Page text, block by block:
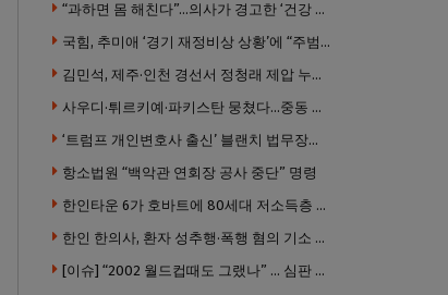
“과하면 몸 해친다”…의사가 경고한 ‘건강 습관’ 5가지
국힘, 추미애 ‘경기 재정비상 상황’에 “주범은 이재명 전 지사”
김민석, 제주·인천 경선서 정청래 제압 누적 1위 탈환
사우디·튀르키예·파키스탄 뭉쳤다…중동 새 안보축 부상하나
‘트럼프 개인변호사 출신’ 블랜치 법무장관 인준…상원 50대49 가결
항소법원 “백악관 연회장 공사 중단” 명령
한인타운 6가 호바트에 80세대 저소득층 아파트 준공
한인 한의사, 환자 성추행·폭행 혐의 기소 … 면허 긴급정지
[이슈] “2002 월드컵때도 그랬나” … 심판 성접대 의혹 해외로 일파만파, 4강 신화까지 불똥